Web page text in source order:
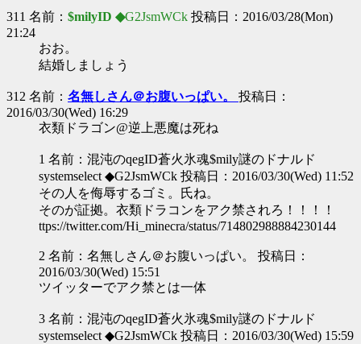
311 名前： $milyID ◆G2JsmWCk 投稿日：2016/03/28(Mon)
21:24
おお。
結婚しましょう
312 名前： 名無しさん＠お腹いっぱい。 投稿日：
2016/03/30(Wed) 16:29
衣類ドラゴン@逆上悪魔は死ね
1 名前：混沌のqegID蒼火氷魂$mily謎のドナルド
systemselect ◆G2JsmWCk 投稿日：2016/03/30(Wed) 11:52
その人を侮辱するゴミ。氏ね。
そのが証拠。衣類ドラコンをアク禁されろ！！！！
ttps://twitter.com/Hi_minecra/status/714802988884230144
2 名前：名無しさん＠お腹いっぱい。 投稿日：
2016/03/30(Wed) 15:51
ツイッターでアク禁とは一体
3 名前：混沌のqegID蒼火氷魂$mily謎のドナルド
systemselect ◆G2JsmWCk 投稿日：2016/03/30(Wed) 15:59